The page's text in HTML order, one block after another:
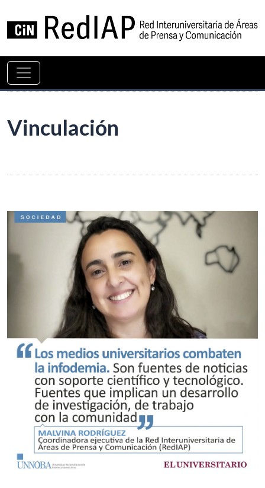
Vinculación